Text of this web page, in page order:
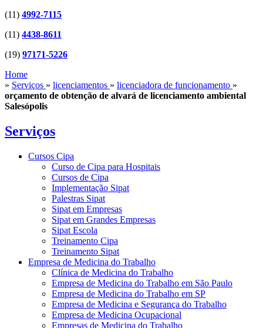
(11) 4992-7115
(11) 4438-8611
(19) 97171-5226
Home
» Serviços » licenciamentos » licenciadora de funcionamento »
orçamento de obtenção de alvará de licenciamento ambiental
Salesópolis
Serviços
Cursos Cipa
Curso de Cipa para Hospitais
Cursos de Cipa
Implementação Sipat
Palestras Sipat
Sipat em Empresas
Sipat em Grandes Empresas
Sipat Escola
Treinamento Cipa
Treinamento Sipat
Empresa de Medicina do Trabalho
Clínica de Medicina do Trabalho
Empresa de Medicina do Trabalho em São Paulo
Empresa de Medicina do Trabalho em SP
Empresa de Medicina e Segurança do Trabalho
Empresa de Medicina Ocupacional
Empresas de Medicina do Trabalho